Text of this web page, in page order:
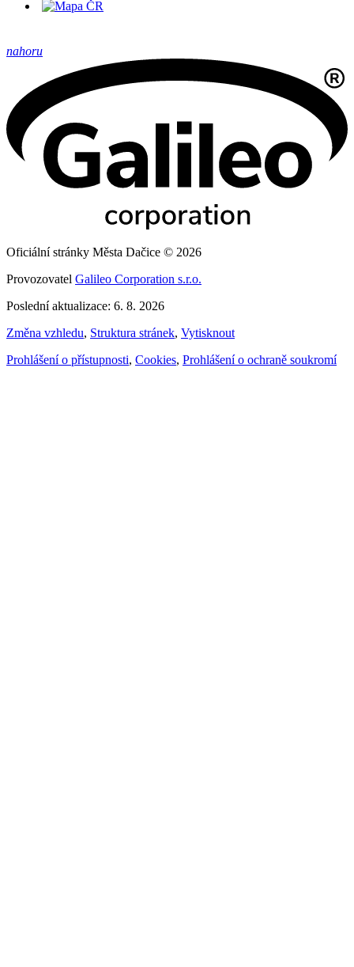
nahoru
Oficiální stránky Města Dačice © 2026
Provozovatel Galileo Corporation s.r.o.
Poslední aktualizace: 6. 8. 2026
Změna vzhledu, Struktura stránek, Vytisknout
Prohlášení o přístupnosti, Cookies, Prohlášení o ochraně soukromí